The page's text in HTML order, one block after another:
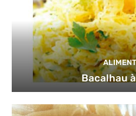
Bacalhau